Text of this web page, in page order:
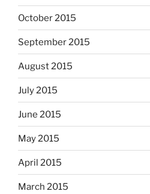
October 2015
September 2015
August 2015
July 2015
June 2015
May 2015
April 2015
March 2015